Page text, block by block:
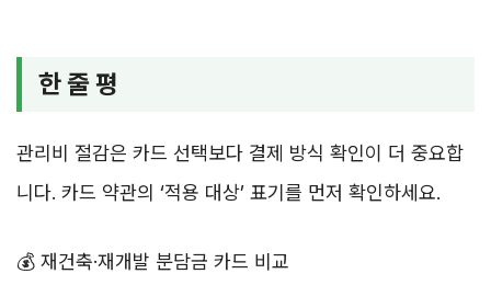
한 줄 평
관리비 절감은 카드 선택보다 결제 방식 확인이 더 중요합
니다. 카드 약관의 ‘적용 대상’ 표기를 먼저 확인하세요.
💰 재건축·재개발 분담금 카드 비교